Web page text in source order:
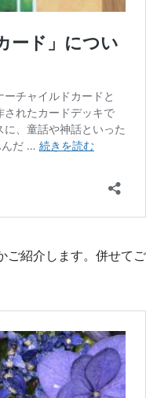
ご紹介します。併せてご